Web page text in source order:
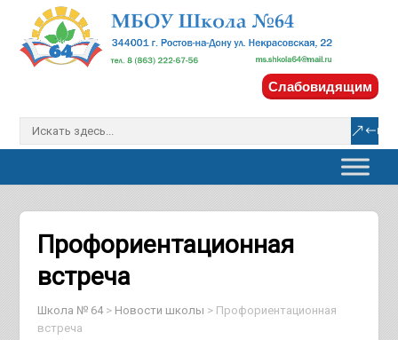
Слабовидящим
Профориентационная
встреча
Школа № 64> Новости школы > Профориентационная
встреча